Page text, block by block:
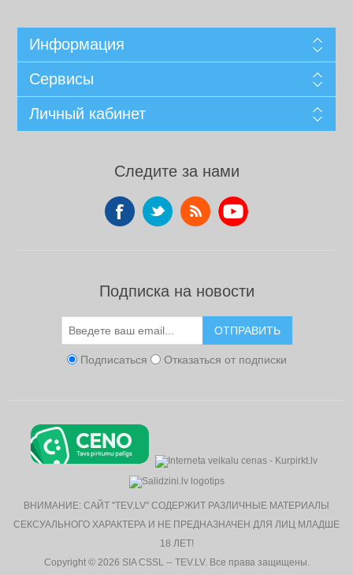
Информация
Сервисы
Личный кабинет
Следите за нами
Подписка на новости
ОТПРАВИТЬ
Подписаться Отказаться от подписки
ВНИМАНИЕ: САЙТ "TEV.LV" СОДЕРЖИТ РАЗЛИЧНЫЕ МАТЕРИАЛЫ
СЕКСУАЛЬНОГО ХАРАКТЕРА И НЕ ПРЕДНАЗНАЧЕН ДЛЯ ЛИЦ МЛАДШЕ
18 ЛЕТ!
Copyright © 2026 SIA CSSL -- TEV.LV. Все права защищены.